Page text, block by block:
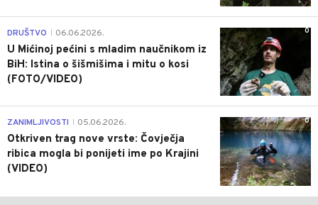
0
DRUŠTVO 06.06.2026.
U Mićinoj pećini s mladim naučnikom iz
BiH: Istina o šišmišima i mitu o kosi
(FOTO/VIDEO)
0
ZANIMLJIVOSTI 05.06.2026.
Otkriven trag nove vrste: Čovječja
ribica mogla bi ponijeti ime po Krajini
(VIDEO)